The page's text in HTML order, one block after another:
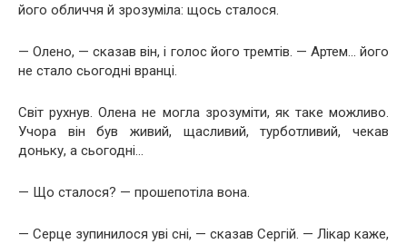
його обличчя й зрозуміла: щось сталося.
— Олено, — сказав він, і голос його тремтів. — Артем… його
не стало сьогодні вранці.
Світ рухнув. Олена не могла зрозуміти, як таке можливо.
Учора він був живий, щасливий, турботливий, чекав
доньку, а сьогодні…
— Що сталося? — прошепотіла вона.
— Серце зупинилося уві сні, — сказав Сергій. — Лікар каже,